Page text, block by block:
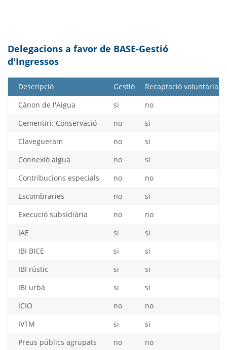
Delegacions a favor de BASE-Gestió
d'Ingressos
Descripció Gestió
Recaptació voluntària
Cànon de l'Aigua
si
no
Cementiri: Conservació
no
si
Clavegueram
no
si
Connexió aigua
no
si
Contribucions especials
no
no
Escombraries
no
si
Execució subsidiària
no
no
IAE
si
si
IBI BICE
si
si
IBI rústic
si
si
IBI urbà
si
si
ICIO
no
no
IVTM
si
si
Preus públics agrupats
no no